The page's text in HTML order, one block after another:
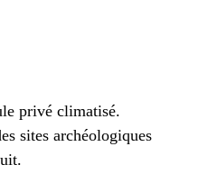
privé climatisé.
sites archéologiques